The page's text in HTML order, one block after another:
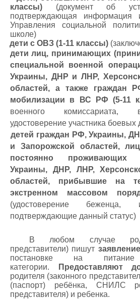
классы) (документ об
подтверждающая информация
Управления социальной
школе)
дети с ОВЗ (1-11 классы)
дети лиц, принимающих
специальной военной
Украины, ДНР и ЛНР,
областей, а также граждан
мобилизации в ВС РФ (5-11
военного комиссариата,
удостоверение участника боевых
детей граждан РФ, Украины,
и Запорожской областей,
постоянно проживающих
Украины, ДНР, ЛНР,
областей, прибывшие на
экстренном массовом
(удостоверение беженца,
подтверждающие данный статус)
В любом случае
представители) пишут заявление
постановке на
категории.
Предоставляют
родителя (законного
(паспорт) ребёнка, СНИЛС
представителя) и ребенка.